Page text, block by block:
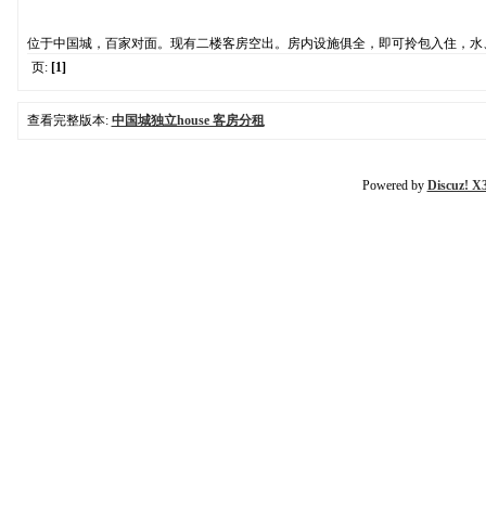
位于中国城，百家对面。现有二楼客房空出。房内设施俱全，即可拎包入住，
页: [1]
查看完整版本: 中国城独立house 客房分租
Powered by Discuz!